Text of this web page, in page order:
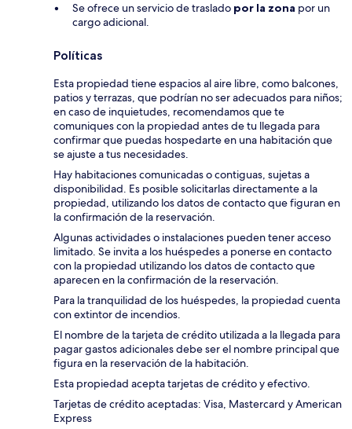
Se ofrece un servicio de traslado por la zona por un
cargo adicional.
Políticas
Esta propiedad tiene espacios al aire libre, como balcones,
patios y terrazas, que podrían no ser adecuados para niños;
en caso de inquietudes, recomendamos que te
comuniques con la propiedad antes de tu llegada para
confirmar que puedas hospedarte en una habitación que
se ajuste a tus necesidades.
Hay habitaciones comunicadas o contiguas, sujetas a
disponibilidad. Es posible solicitarlas directamente a la
propiedad, utilizando los datos de contacto que figuran en
la confirmación de la reservación.
Algunas actividades o instalaciones pueden tener acceso
limitado. Se invita a los huéspedes a ponerse en contacto
con la propiedad utilizando los datos de contacto que
aparecen en la confirmación de la reservación.
Para la tranquilidad de los huéspedes, la propiedad cuenta
con extintor de incendios.
El nombre de la tarjeta de crédito utilizada a la llegada para
pagar gastos adicionales debe ser el nombre principal que
figura en la reservación de la habitación.
Esta propiedad acepta tarjetas de crédito y efectivo.
Tarjetas de crédito aceptadas: Visa, Mastercard y American
Express